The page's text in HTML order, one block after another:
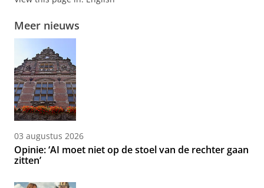
Meer nieuws
03 augustus 2026
Opinie: ‘AI moet niet op de stoel van de rechter gaan
zitten’